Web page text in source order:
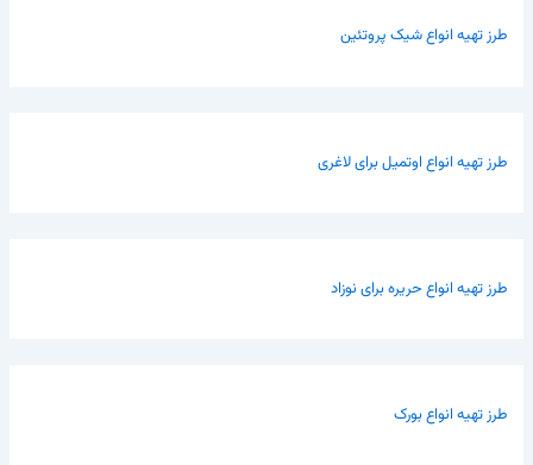
طرز تهیه انواع شیک پروتئین
طرز تهیه انواع اوتمیل برای لاغری
طرز تهیه انواع حریره برای نوزاد
طرز تهیه انواع بورک